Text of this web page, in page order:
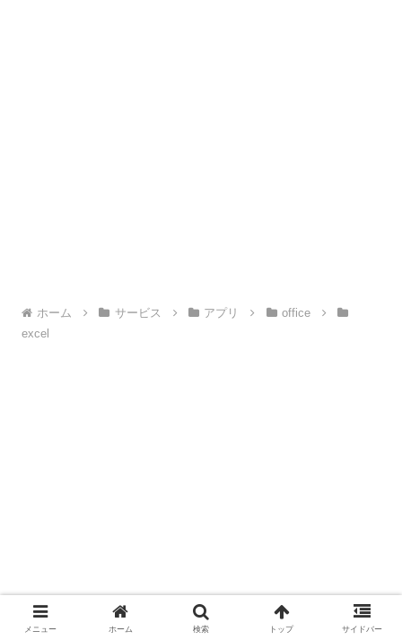
ホーム サービス アプリ
office
excel
メニュー ホーム 検索 トップ サイドバー